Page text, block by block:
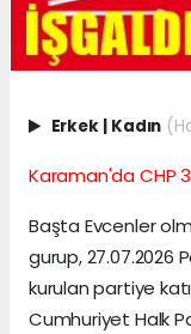
Erkek Kadın
Karaman'da CHP
Başta Evcenler
gurup, 27.07.2026
kurulan partiye
Cumhuriyet Halk